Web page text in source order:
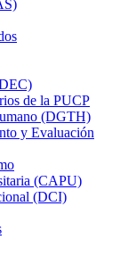
de la PUCP
(DGTH)
y Evaluación
(CAPU)
(DCI)